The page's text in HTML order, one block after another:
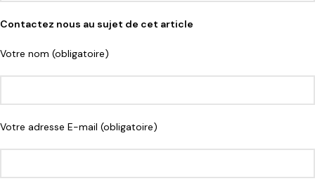
Contactez nous au sujet de cet article
Votre nom (obligatoire)
Votre adresse E-mail (obligatoire)